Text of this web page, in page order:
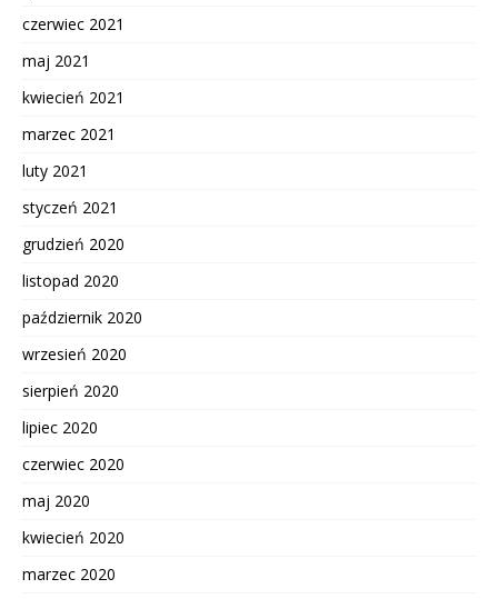
czerwiec 2021
maj 2021
kwiecień 2021
marzec 2021
luty 2021
styczeń 2021
grudzień 2020
listopad 2020
październik 2020
wrzesień 2020
sierpień 2020
lipiec 2020
czerwiec 2020
maj 2020
kwiecień 2020
marzec 2020